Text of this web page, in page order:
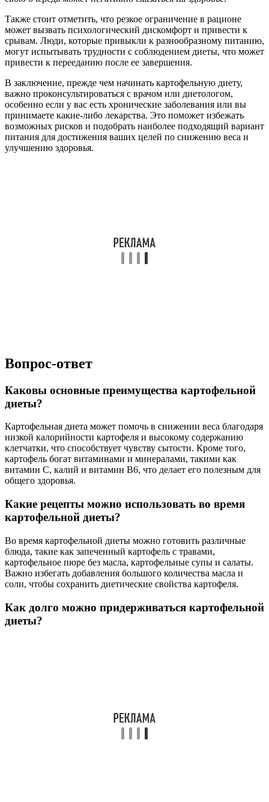
Также стоит отметить, что резкое ограничение в рационе
может вызвать психологический дискомфорт и привести к
срывам. Люди, которые привыкли к разнообразному питанию,
могут испытывать трудности с соблюдением диеты, что может
привести к перееданию после ее завершения.
В заключение, прежде чем начинать картофельную диету,
важно проконсультироваться с врачом или диетологом,
особенно если у вас есть хронические заболевания или вы
принимаете какие-либо лекарства. Это поможет избежать
возможных рисков и подобрать наиболее подходящий вариант
питания для достижения ваших целей по снижению веса и
улучшению здоровья.
Вопрос-ответ
Каковы основные преимущества картофельной
диеты?
Картофельная диета может помочь в снижении веса благодаря
низкой калорийности картофеля и высокому содержанию
клетчатки, что способствует чувству сытости. Кроме того,
картофель богат витаминами и минералами, такими как
витамин C, калий и витамин B6, что делает его полезным для
общего здоровья.
Какие рецепты можно использовать во время
картофельной диеты?
Во время картофельной диеты можно готовить различные
блюда, такие как запеченный картофель с травами,
картофельное пюре без масла, картофельные супы и салаты.
Важно избегать добавления большого количества масла и
соли, чтобы сохранить диетические свойства картофеля.
Как долго можно придерживаться картофельной
диеты?